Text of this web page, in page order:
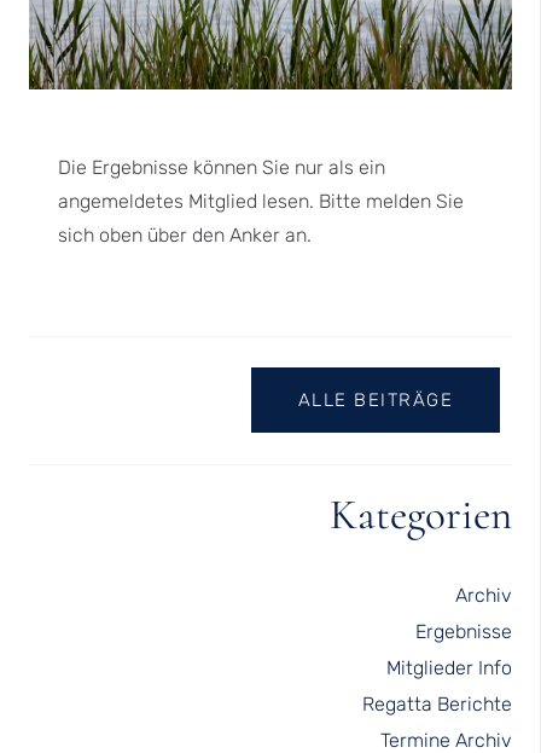
Die Ergebnisse können Sie nur als ein
angemeldetes Mitglied lesen. Bitte melden Sie
sich oben über den Anker an.
ALLE BEITRÄGE
Kategorien
Archiv
Ergebnisse
Mitglieder Info
Regatta Berichte
Termine Archiv